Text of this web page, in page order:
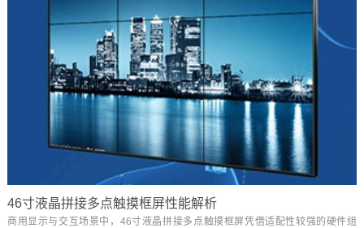
46寸液晶拼接多点触摸框屏性能解析
商用显示与交互场景中，46寸液晶拼接多点触摸框屏凭借适配性较强的硬件组